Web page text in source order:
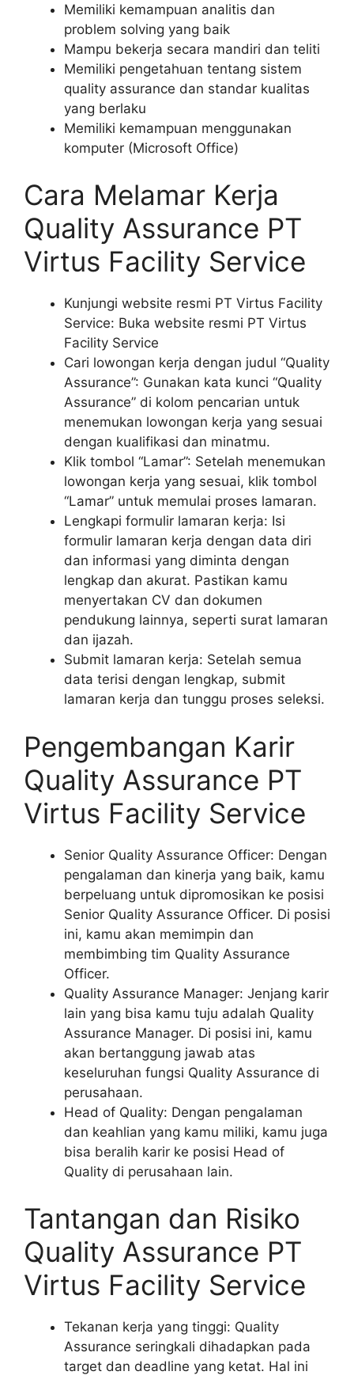
Memiliki kemampuan analitis dan
problem solving yang baik
Mampu bekerja secara mandiri dan teliti
Memiliki pengetahuan tentang sistem
quality assurance dan standar kualitas
yang berlaku
Memiliki kemampuan menggunakan
komputer (Microsoft Office)
Cara Melamar Kerja
Quality Assurance PT
Virtus Facility Service
Kunjungi website resmi PT Virtus Facility
Service: Buka website resmi PT Virtus
Facility Service
Cari lowongan kerja dengan judul “Quality
Assurance”: Gunakan kata kunci “Quality
Assurance” di kolom pencarian untuk
menemukan lowongan kerja yang sesuai
dengan kualifikasi dan minatmu.
Klik tombol “Lamar”: Setelah menemukan
lowongan kerja yang sesuai, klik tombol
“Lamar” untuk memulai proses lamaran.
Lengkapi formulir lamaran kerja: Isi
formulir lamaran kerja dengan data diri
dan informasi yang diminta dengan
lengkap dan akurat. Pastikan kamu
menyertakan CV dan dokumen
pendukung lainnya, seperti surat lamaran
dan ijazah.
Submit lamaran kerja: Setelah semua
data terisi dengan lengkap, submit
lamaran kerja dan tunggu proses seleksi.
Pengembangan Karir
Quality Assurance PT
Virtus Facility Service
Senior Quality Assurance Officer: Dengan
pengalaman dan kinerja yang baik, kamu
berpeluang untuk dipromosikan ke posisi
Senior Quality Assurance Officer. Di posisi
ini, kamu akan memimpin dan
membimbing tim Quality Assurance
Officer.
Quality Assurance Manager: Jenjang karir
lain yang bisa kamu tuju adalah Quality
Assurance Manager. Di posisi ini, kamu
akan bertanggung jawab atas
keseluruhan fungsi Quality Assurance di
perusahaan.
Head of Quality: Dengan pengalaman
dan keahlian yang kamu miliki, kamu juga
bisa beralih karir ke posisi Head of
Quality di perusahaan lain.
Tantangan dan Risiko
Quality Assurance PT
Virtus Facility Service
Tekanan kerja yang tinggi: Quality
Assurance seringkali dihadapkan pada
target dan deadline yang ketat. Hal ini